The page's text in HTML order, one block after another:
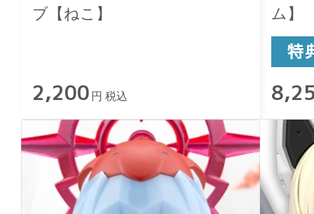
ブ【ねこ】
2,200 円 税込
ム】